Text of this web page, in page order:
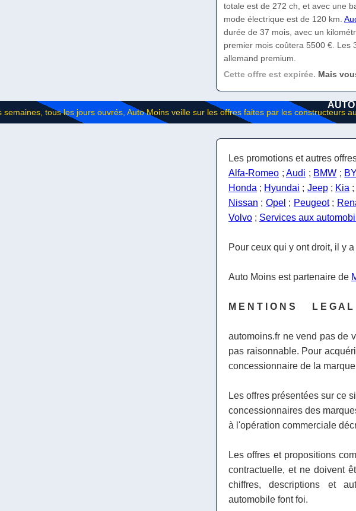
totale est de 272 ch, et avec une
mode électrique est de 120 km.
durée de 37 mois, avec un
premier mois coûtera 5500 €. Les
allemand premium.
Cette offre est expirée. Mais
Les promotions et autres
Alfa-Romeo ;Audi ; BMW ;
Honda ; Hyundai ; Jeep; Kia ;
Nissan ; Opel ; Peugeot;
Volvo ; Services aux
Pour ceux qui y ont droit, il y
Auto Moins est partenaire de
M E N T I O N S L E G A L
automoins.fr ne vend pas de
pas raisonnable. Pour
concessionnaire de la
Les offres présentées sur ce
concessionnaires des
à l'opération commerciale
Les offres et propositions
contractuelle, et ne doivent
chiffres, descriptions et
automobile font foi.